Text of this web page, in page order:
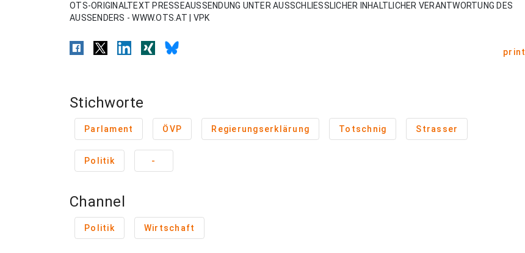
OTS-ORIGINALTEXT PRESSEAUSSENDUNG UNTER AUSSCHLIESSLICHER INHALTLICHER VERANTWORTUNG DES
AUSSENDERS - WWW.OTS.AT | VPK
print
Stichworte
Parlament ÖVP Regierungserklärung Totschnig Strasser
Politik -
Channel
Politik Wirtschaft